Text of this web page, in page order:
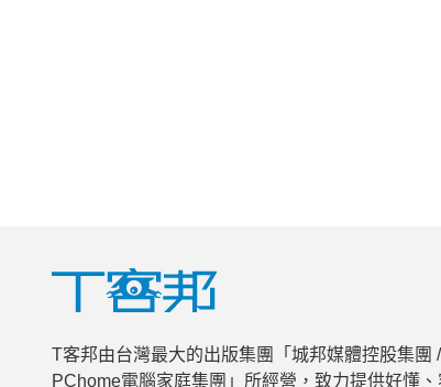
T客邦由台灣最大的出版集團「城邦媒體控股集團 /
PChome電腦家庭集團」所經營，致力提供好懂、